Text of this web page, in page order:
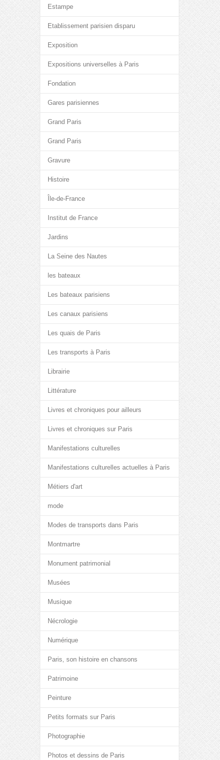
Estampe
Etablissement parisien disparu
Exposition
Expositions universelles à Paris
Fondation
Gares parisiennes
Grand Paris
Grand Paris
Gravure
Histoire
Île-de-France
Institut de France
Jardins
La Seine des Nautes
les bateaux
Les bateaux parisiens
Les canaux parisiens
Les quais de Paris
Les transports à Paris
Librairie
Littérature
Livres et chroniques pour ailleurs
Livres et chroniques sur Paris
Manifestations culturelles
Manifestations culturelles actuelles à Paris
Métiers d'art
mode
Modes de transports dans Paris
Montmartre
Monument patrimonial
Musées
Musique
Nécrologie
Numérique
Paris, son histoire en chansons
Patrimoine
Peinture
Petits formats sur Paris
Photographie
Photos et dessins de Paris